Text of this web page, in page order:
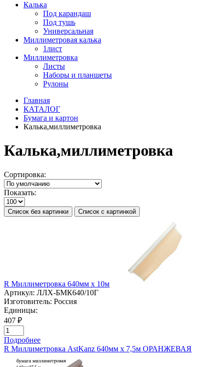
Калька
Под карандаш
Под тушь
Универсальная
Миллиметровая калька
1лист
Миллиметровка
Листы
Наборы и планшеты
Рулоны
Главная
КАТАЛОГ
Бумага и картон
Калька,миллиметровка
Калька,миллиметровка
Сортировка:
Показать:
Список без картинки Список с картинкой
R Миллиметровка 640мм х 10м
Артикул: ЛЛХ-БМК640/10Г
Изготовитель: Россия
Единицы:
407 ₽
Подробнее
R Миллиметровка AstKanz 640мм х 7,5м ОРАНЖЕВАЯ